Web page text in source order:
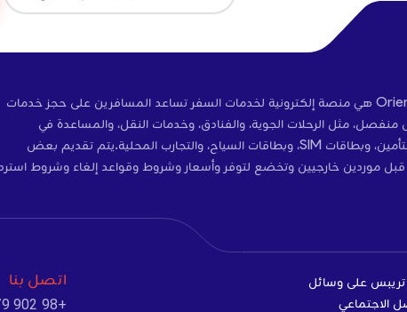
OrientTrips OÜ هي منصة إلكترونية لخدمات السفر تساعد المسافرين على حجز خدمات
مثل الرحلات الجوية، والفنادق، وخدمات النقل، والمساعدة في
التأشيرات، والتأمين، وبطاقات SIM، وبطاقات السياح، والتجارب المحلية.يتم تقديم بعض
موردين خارجيين وتخضع لتوفر وأسعار وشروط وقواعد إلغاء وشروط
تريبس على وسائل
الاجتماعي
اتصل بنا
+98 902 379 3213